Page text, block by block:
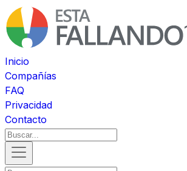
Inicio
Compañías
FAQ
Privacidad
Contacto